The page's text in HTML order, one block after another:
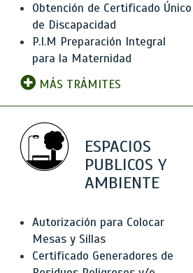
Obtención de Certificado Único
de Discapacidad
P.I.M Preparación Integral
para la Maternidad
MÁS TRÁMITES
ESPACIOS
PUBLICOS Y
AMBIENTE
Autorización para Colocar
Mesas y Sillas
Certificado Generadores de